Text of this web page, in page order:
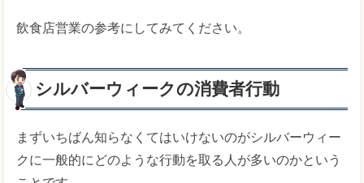
飲食店営業の参考にしてみてください。
シルバーウィークの消費者行動
まずいちばん知らなくてはいけないのがシルバーウィー
クに一般的にどのような行動を取る人が多いのかという